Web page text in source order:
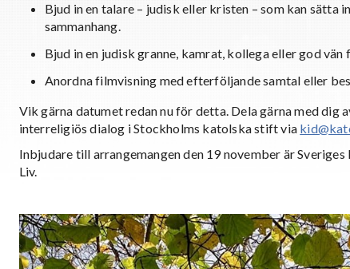
Bjud in en talare – judisk eller kristen – som kan sätta
sammanhang.
Bjud in en judisk granne, kamrat, kollega eller god
Anordna filmvisning med efterföljande samtal eller
Vik gärna datumet redan nu för detta. Dela gärna med dig
interreligiös dialog i Stockholms katolska stift via
Inbjudare till arrangemangen den 19 november är
Liv.